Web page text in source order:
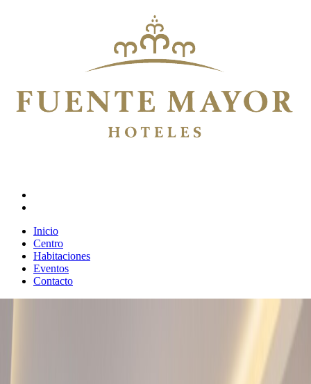
Inicio
Centro
Habitaciones
Eventos
Contacto